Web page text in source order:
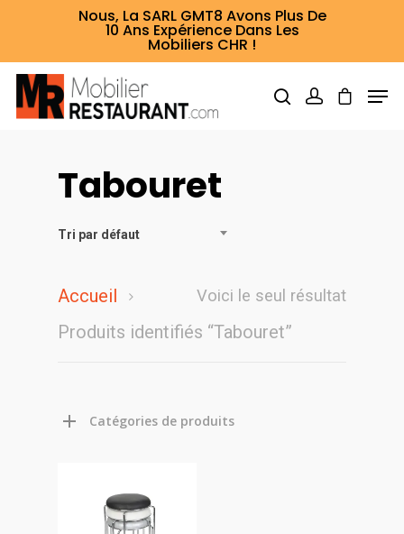
Nous, La SARL GMT8 Avons Plus De
10 Ans Expérience Dans Les
Mobiliers CHR !
Hit enter to search or ESC to close
Tabouret
Tri par défaut
Voici le seul résultat
Accueil
Produits identifiés “Tabouret”
Catégories de produits